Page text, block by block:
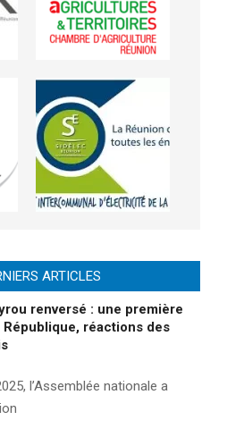
ARTICLES
renversé : une première
réactions des
l’Assemblée nationale a